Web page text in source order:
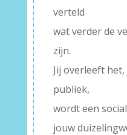
verteld
wat verder de
zijn.
Jij overleeft
publiek,
wordt een
jouw